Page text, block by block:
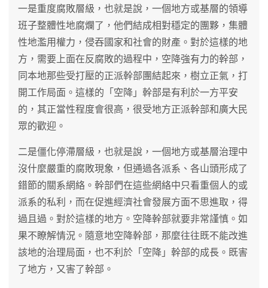
一是重度腐敗層級，也就是說，一個地方或基層的領導
班子整體性地腐爛了，他們結成相對穩定的團夥，集體
性地濫用權力，侵吞國家和社會的財產。對於這樣的地
方，需要上面在反腐敗的過程中，空降強有力的幹部，
同本地那些受打壓的正派幹部團結起來，樹立正氣，打
開工作局面。這樣的「空降」幹部是有利於一方平安
的，其正當性程度會很高，很受地方正派幹部和廣大民
眾的歡迎。
二是僵化停滯層級，也就是說，一個地方或基層治理中
沒什麼嚴重的腐敗現象，但通過各派系、各山頭形成了
錯節的關系網絡。幹部們在這些網絡中只看重個人的或
派系的私利，而在促進經濟社會發展方面不思進取，得
過且過。對於這樣的地方。空降幹部就要非常謹慎。如
果不瞭解情況。隨意地空降幹部，那麼往往既不能改進
該地的治理局面，也不利於「空降」幹部的成長。既害
了地方，又害了幹部。